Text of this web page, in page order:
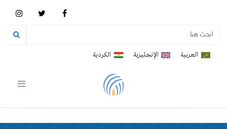
العربية الإنجليزية الكردية
Toggle